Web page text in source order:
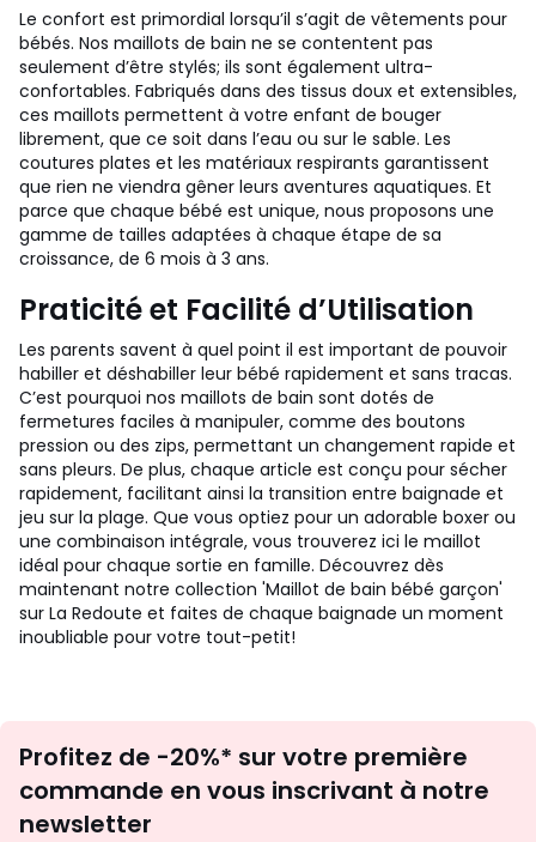
Le confort est primordial lorsqu’il s’agit de vêtements pour
bébés. Nos maillots de bain ne se contentent pas
seulement d’être stylés; ils sont également ultra-
confortables. Fabriqués dans des tissus doux et extensibles,
ces maillots permettent à votre enfant de bouger
librement, que ce soit dans l’eau ou sur le sable. Les
coutures plates et les matériaux respirants garantissent
que rien ne viendra gêner leurs aventures aquatiques. Et
parce que chaque bébé est unique, nous proposons une
gamme de tailles adaptées à chaque étape de sa
croissance, de 6 mois à 3 ans.
Praticité et Facilité d’Utilisation
Les parents savent à quel point il est important de pouvoir
habiller et déshabiller leur bébé rapidement et sans tracas.
C’est pourquoi nos maillots de bain sont dotés de
fermetures faciles à manipuler, comme des boutons
pression ou des zips, permettant un changement rapide et
sans pleurs. De plus, chaque article est conçu pour sécher
rapidement, facilitant ainsi la transition entre baignade et
jeu sur la plage. Que vous optiez pour un adorable boxer ou
une combinaison intégrale, vous trouverez ici le maillot
idéal pour chaque sortie en famille. Découvrez dès
maintenant notre collection 'Maillot de bain bébé garçon'
sur La Redoute et faites de chaque baignade un moment
inoubliable pour votre tout-petit!
newsletter
Profitez de -20%* sur votre première
commande en vous inscrivant à notre
newsletter